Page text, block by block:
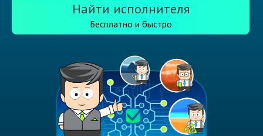
Найти исполнителя
Бесплатно и быстро